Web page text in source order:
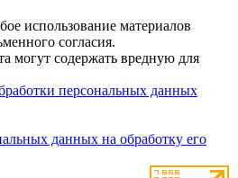
использование материалов
согласия.
могут содержать вредную для
персональных данных
данных на обработку его